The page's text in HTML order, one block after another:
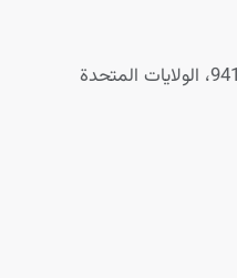
سان فرانسيسكو، كاليفورنيا 94117، الولايات المتحدة